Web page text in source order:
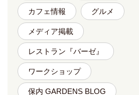
カフェ情報 グルメ
メディア掲載
レストラン『バーゼ』
ワークショップ
保内 GARDENS BLOG